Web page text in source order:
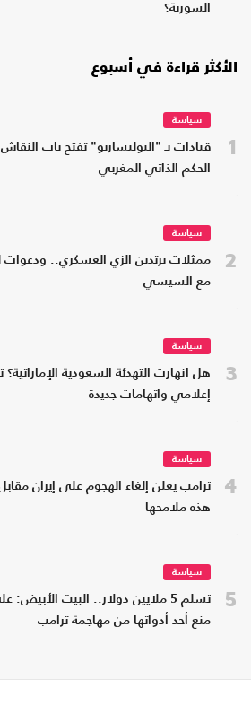
السورية؟
الأكثر قراءة في أسبوع
1
سياسة
قيادات بـ "البوليساريو" تفتح باب
الحكم الذاتي المغربي
2
سياسة
ممثلات يرتدين الزي العسكري..
مع السيسي
3
سياسة
هل انهارت التهدئة السعودية
إعلامي واتهامات جديدة
4
سياسة
ترامب يعلن إلغاء الهجوم على إيران
هذه ملامحها
5
سياسة
تسلم 5 ملايين دولار.. البيت الأبيض:
منع أحد أدواتها من مهاجمة ترامب